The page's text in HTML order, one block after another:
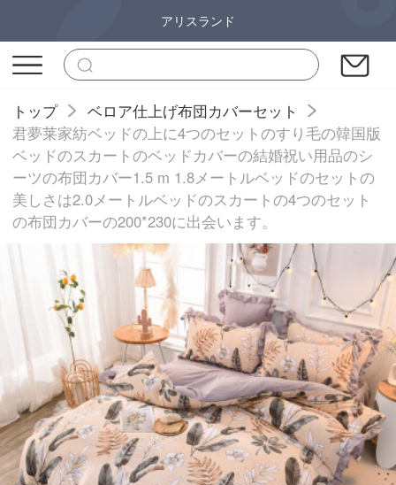
アリスランド
トップ
ベロア仕上げ布団カバーセット
君夢莱家紡ベッドの上に4つのセットのすり毛の韓国版
ベッドのスカートのベッドカバーの結婚祝い用品のシ
ーツの布団カバー1.5 m 1.8メートルベッドのセットの
美しさは2.0メートルベッドのスカートの4つのセット
の布団カバーの200*230に出会います。